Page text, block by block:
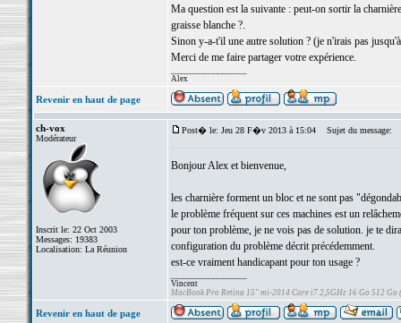
Ma question est la suivante : peut-on sortir la
graisse blanche ?.
Sinon y-a-t'il une autre solution ? (je n'irais pas
Merci de me faire partager votre expérience.
Alex
Revenir en haut de page
ch-vox
Modérateur
Inscrit le: 22 Oct 2003
Messages: 19383
Localisation: La Réunion
Post� le: Jeu 28 F�v 2013 à 15:04 Sujet du message:
Bonjour Alex et bienvenue,
les charnière forment un bloc et ne sont pas
le problème fréquent sur ces machines est un
pour ton problème, je ne vois pas de solution. je te
configuration du problème décrit précédemment.
est-ce vraiment handicapant pour ton usage ?
Vincent
MacBook Pro Retina 15" mi-2014 Core i7 2,5GHz 16 Go 512 Go
Revenir en haut de page